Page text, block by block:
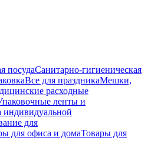
посудаСанитарно-гигиеническая
Все для праздникаМешки,
расходные
ленты и
индивидуальной
для
для офиса и домаТовары для